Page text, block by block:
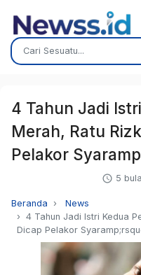
4 Tahun Jadi
Merah, Ratu
Pelakor
5
Beranda
News
4 Tahun Jadi Istri Kedua
Dicap Pelakor